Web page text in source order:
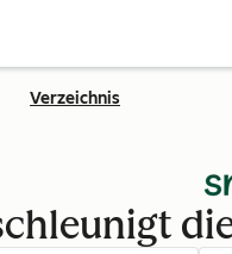
Verzeichnis